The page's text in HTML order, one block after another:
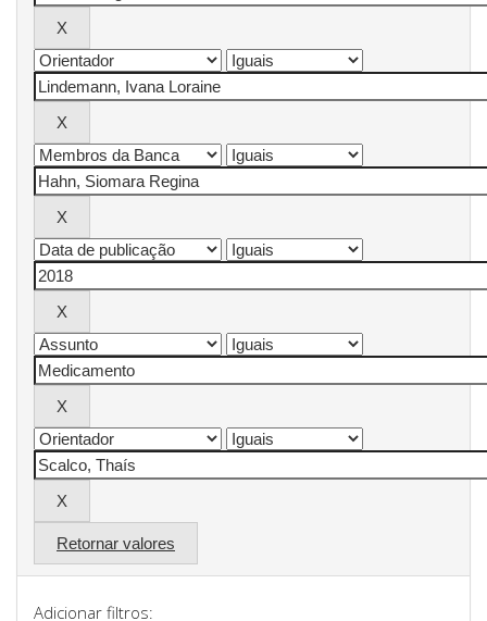
Retornar valores
Adicionar filtros: